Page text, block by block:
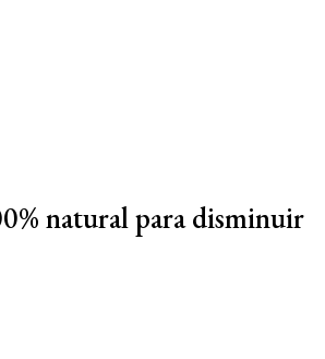
natural para disminuir